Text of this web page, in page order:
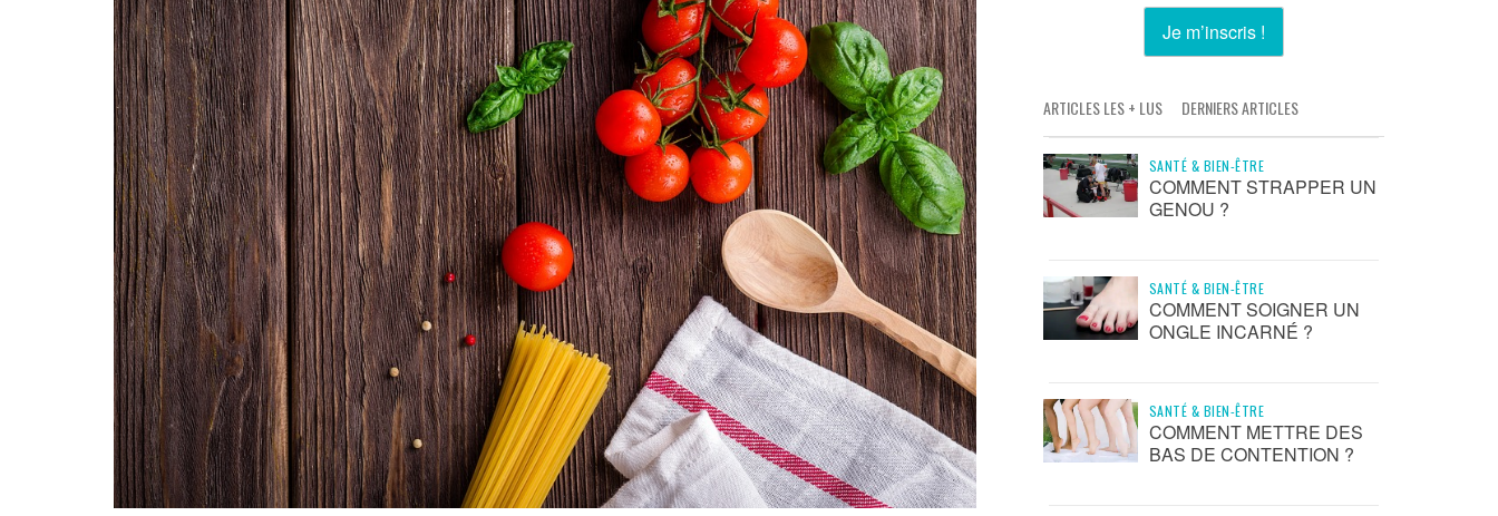
ARTICLES LES + LUS DERNIERS ARTICLES
SANTÉ & BIEN-ÊTRE
COMMENT STRAPPER UN
GENOU ?
SANTÉ & BIEN-ÊTRE
COMMENT SOIGNER UN
ONGLE INCARNÉ ?
SANTÉ & BIEN-ÊTRE
COMMENT METTRE DES
BAS DE CONTENTION ?